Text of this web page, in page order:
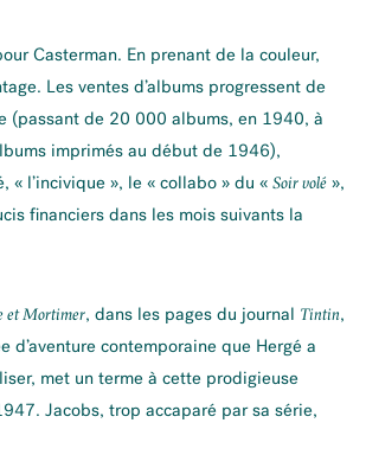
Casterman. En prenant de la couleur,
Les ventes d’albums progressent de
(passant de 20 000 albums, en 1940, à
imprimés au début de 1946),
« l’incivique », le « collabo » du « Soir volé »,
financiers dans les mois suivants la
et Mortimer, dans les pages du journal Tintin,
d’aventure contemporaine que Hergé a
met un terme à cette prodigieuse
Jacobs, trop accaparé par sa série,